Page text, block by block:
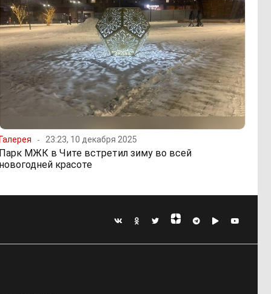
Галерея 23:23, 10 декабря 2025
Парк МЖК в Чите встретил зиму во всей
новогодней красоте